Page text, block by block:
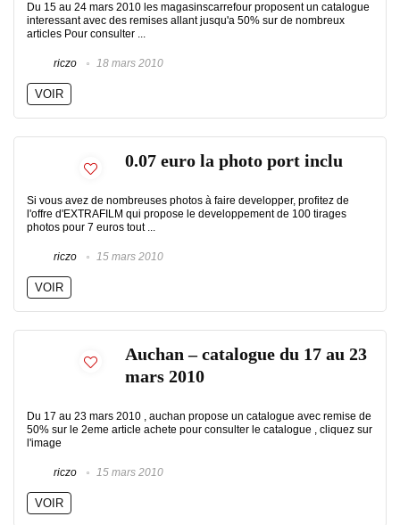
Du 15 au 24 mars 2010 les magasinscarrefour proposent un catalogue
interessant avec des remises allant jusqu'a 50% sur de nombreux
articles Pour consulter ...
riczo 18 mars 2010
VOIR
0.07 euro la photo port inclu
Si vous avez de nombreuses photos à faire developper, profitez de
l'offre d'EXTRAFILM qui propose le developpement de 100 tirages
photos pour 7 euros tout ...
riczo 15 mars 2010
VOIR
Auchan – catalogue du 17 au 23
mars 2010
Du 17 au 23 mars 2010 , auchan propose un catalogue avec remise de
50% sur le 2eme article achete pour consulter le catalogue , cliquez sur
l'image
riczo 15 mars 2010
VOIR